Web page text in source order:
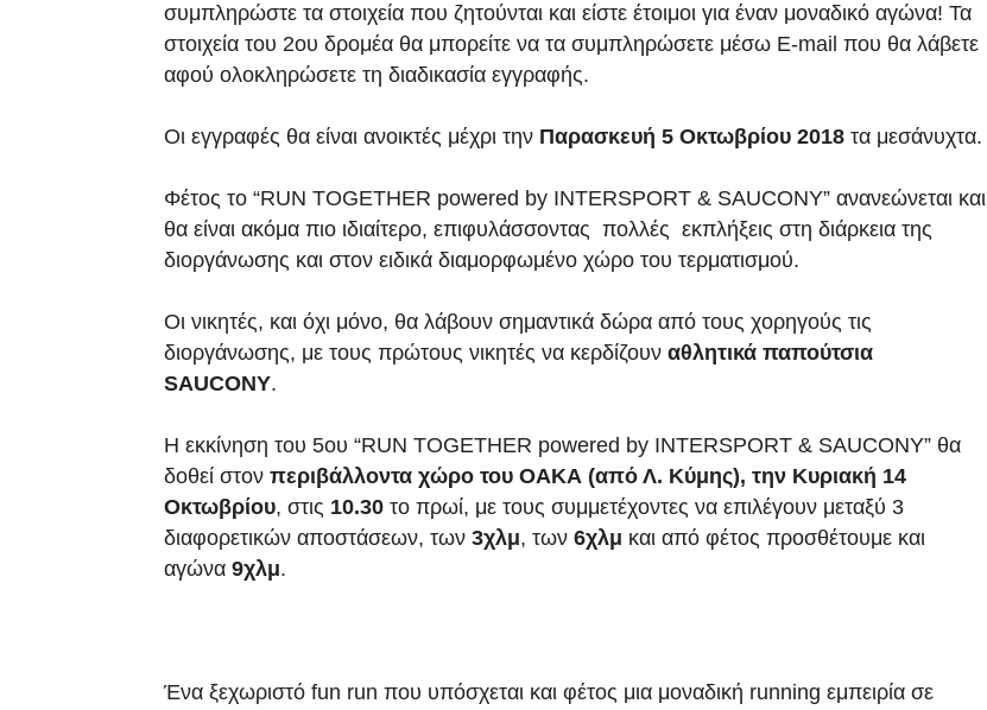
συμπληρώστε τα στοιχεία που ζητούνται και είστε έτοιμοι για έναν μοναδικό αγώνα! Τα
στοιχεία του 2ου δρομέα θα μπορείτε να τα συμπληρώσετε μέσω E-mail που θα λάβετε
αφού ολοκληρώσετε τη διαδικασία εγγραφής.
Οι εγγραφές θα είναι ανοικτές μέχρι την Παρασκευή 5 Οκτωβρίου 2018 τα μεσάνυχτα.
Φέτος το “RUN TOGETHER powered by INTERSPORT & SAUCONY” ανανεώνεται και
θα είναι ακόμα πιο ιδιαίτερο, επιφυλάσσοντας πολλές εκπλήξεις στη διάρκεια της
διοργάνωσης και στον ειδικά διαμορφωμένο χώρο του τερματισμού.
Οι νικητές, και όχι μόνο, θα λάβουν σημαντικά δώρα από τους χορηγούς τις
διοργάνωσης, με τους πρώτους νικητές να κερδίζουν αθλητικά παπούτσια
SAUCONY.
Η εκκίνηση του 5ου “RUN TOGETHER powered by INTERSPORT & SAUCONY” θα
δοθεί στον περιβάλλοντα χώρο του ΟΑΚΑ (από Λ. Κύμης), την Κυριακή 14
Οκτωβρίου, στις 10.30 το πρωί, με τους συμμετέχοντες να επιλέγουν μεταξύ 3
διαφορετικών αποστάσεων, των 3χλμ, των 6χλμ και από φέτος προσθέτουμε και
αγώνα 9χλμ.
Ένα ξεχωριστό fun run που υπόσχεται και φέτος μια μοναδική running εμπειρία σε